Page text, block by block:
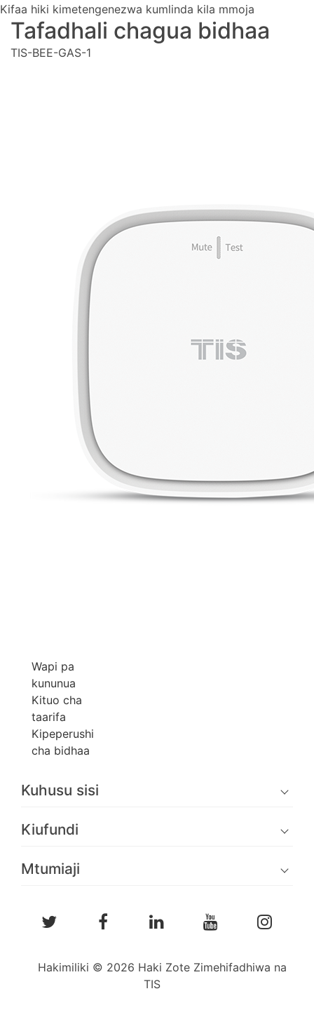
Kifaa hiki kimetengenezwa kumlinda kila mmoja
Tafadhali chagua bidhaa
TIS-BEE-GAS-1
Wapi pa
kununua
Kituo cha
taarifa
Kipeperushi
cha bidhaa
Kuhusu sisi
Kiufundi
Mtumiaji
Hakimiliki © 2026 Haki Zote Zimehifadhiwa na
TIS